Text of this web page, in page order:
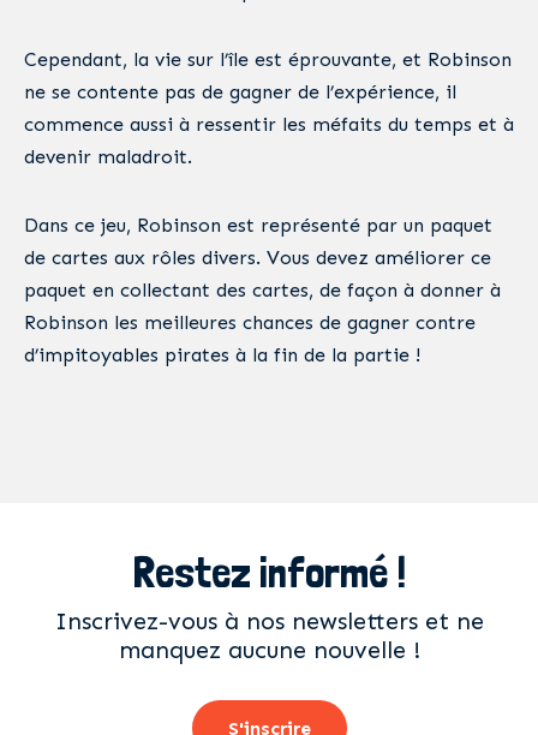
Cependant, la vie sur l’île est éprouvante, et Robinson
ne se contente pas de gagner de l’expérience, il
commence aussi à ressentir les méfaits du temps et à
devenir maladroit.
Dans ce jeu, Robinson est représenté par un paquet
de cartes aux rôles divers. Vous devez améliorer ce
paquet en collectant des cartes, de façon à donner à
Robinson les meilleures chances de gagner contre
d’impitoyables pirates à la fin de la partie !
Restez informé !
Inscrivez-vous à nos newsletters et ne
manquez aucune nouvelle !
S'inscrire